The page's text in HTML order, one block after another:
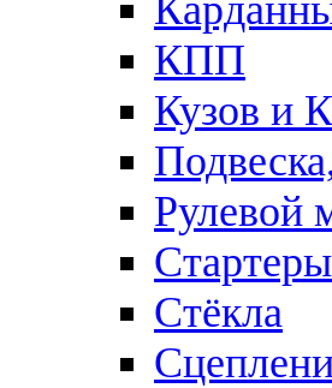
КПП
Кузов и
Рулевой
Стёкла